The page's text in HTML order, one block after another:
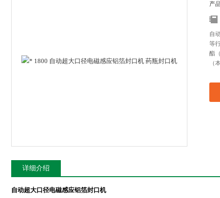
产
自
等
酯
（
详细介绍
自动超大口径电磁感应铝箔封口机